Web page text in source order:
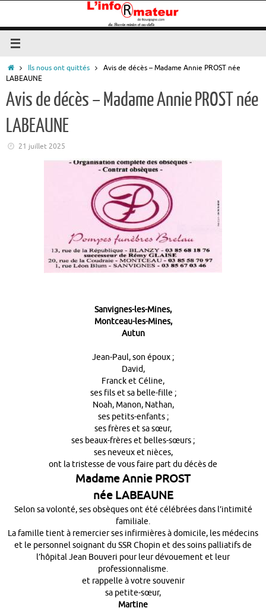
contenu
AccueilIls nous ont quittés
Avis de décès – Madame Annie PROST née
LABEAUNE
Avis de décès – Madame Annie PROST née
LABEAUNE
21 juillet 2025
Sanvignes-les-Mines,
Montceau-les-Mines,
Autun
Jean-Paul, son époux ;
David,
Franck et Céline,
ses fils et sa belle-fille ;
Noah, Manon, Nathan,
ses petits-enfants ;
ses frères et sa sœur,
ses beaux-frères et belles-sœurs ;
ses neveux et nièces,
ont la tristesse de vous faire part du décès de
Madame Annie PROST
née LABEAUNE
Selon sa volonté, ses obsèques ont été célébrées dans l’intimité
familiale.
La famille tient à remercier ses infirmières à domicile, les médecins
et le personnel soignant du SSR Chopin et des soins palliatifs de
l’hôpital Jean Bouveri pour leur dévouement et leur
professionnalisme.
et rappelle à votre souvenir
sa petite-sœur,
Martine